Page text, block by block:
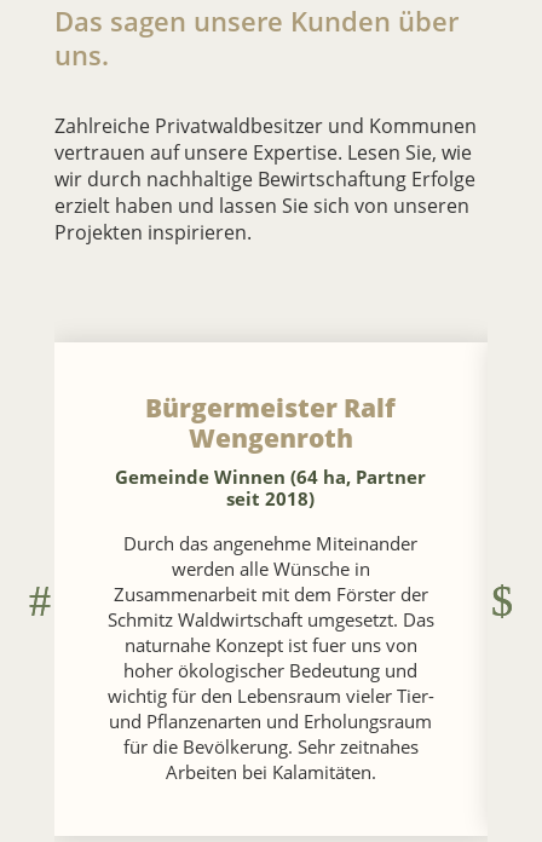
Das sagen unsere Kunden über
uns.
Zahlreiche Privatwaldbesitzer und Kommunen
vertrauen auf unsere Expertise. Lesen Sie, wie
wir durch nachhaltige Bewirtschaftung Erfolge
erzielt haben und lassen Sie sich von unseren
Projekten inspirieren.
Bürgermeister Ralf
Wengenroth
Gemeinde Winnen (64 ha, Partner
seit 2018)
Durch das angenehme Miteinander
werden alle Wünsche in
Zusammenarbeit mit dem Förster der
Schmitz Waldwirtschaft umgesetzt. Das
naturnahe Konzept ist fuer uns von
hoher ökologischer Bedeutung und
wichtig für den Lebensraum vieler Tier-
und Pflanzenarten und Erholungsraum
für die Bevölkerung. Sehr zeitnahes
Arbeiten bei Kalamitäten.